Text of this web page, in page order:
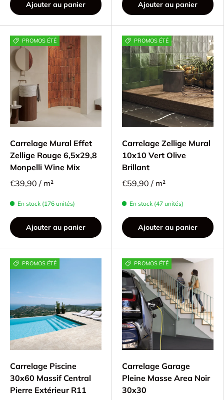
Ajouter au panier Ajouter au panier
PROMOS ÉTÉ
Carrelage Mural Effet
Zellige Rouge 6,5x29,8
Monpelli Wine Mix
€39,90 / m²
En stock (176 unités)
Ajouter au panier
PROMOS ÉTÉ
Carrelage Zellige Mural
10x10 Vert Olive
Brillant
€59,90 / m²
En stock (47 unités)
Ajouter au panier
PROMOS ÉTÉ
Carrelage Piscine
30x60 Massif Central
Pierre Extérieur R11
PROMOS ÉTÉ
Carrelage Garage
Pleine Masse Area Noir
30x30